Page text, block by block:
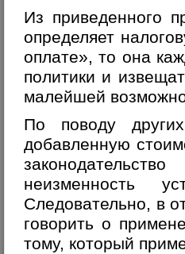
Из приведенного
определяет
оплате», то она
политики и
малейшей
По поводу
добавленную
неизменность
Следовательно, в
говорить о
тому, который